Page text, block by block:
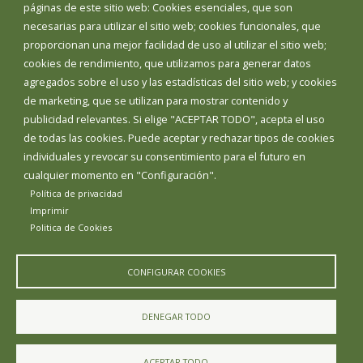
páginas de este sitio web: Cookies esenciales, que son
necesarias para utilizar el sitio web; cookies funcionales, que
proporcionan una mejor facilidad de uso al utilizar el sitio web;
cookies de rendimiento, que utilizamos para generar datos
agregados sobre el uso y las estadísticas del sitio web; y cookies
de marketing, que se utilizan para mostrar contenido y
publicidad relevantes. Si elige "ACEPTAR TODO", acepta el uso
de todas las cookies. Puede aceptar y rechazar tipos de cookies
individuales y revocar su consentimiento para el futuro en
cualquier momento en "Configuración".
Política de privacidad
Imprimir
Politica de Cookies
CONFIGURAR COOKIES
DENEGAR TODO